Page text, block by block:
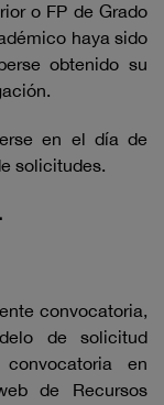
o FP de Grado
haya sido
obtenido su
en el día de
solicitudes.
convocatoria,
de solicitud
en
de Recursos